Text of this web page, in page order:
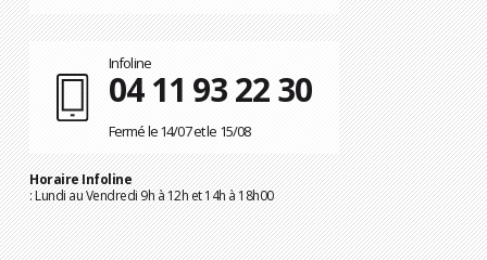
Infoline
04 11 93 22 30
Fermé le 14/07 et le 15/08
Horaire Infoline
: Lundi au Vendredi 9h à 12h et 14h à 18h00